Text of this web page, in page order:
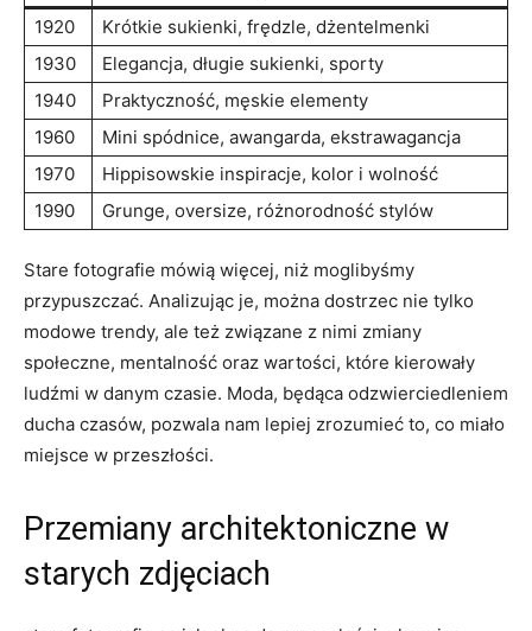
1920
Krótkie sukienki, frędzle, dżentelmenki
1930
Elegancja, długie sukienki, sporty
1940
Praktyczność, męskie elementy
1960
Mini spódnice, awangarda, ekstrawagancja
1970
Hippisowskie inspiracje, kolor i wolność
1990
Grunge, oversize, różnorodność stylów
Stare fotografie mówią więcej, niż moglibyśmy
przypuszczać. Analizując je, można⁤ dostrzec nie tylko
modowe trendy, ale też związane z nimi zmiany
społeczne, mentalność oraz wartości, które ⁤kierowały
ludźmi w danym czasie. Moda, będąca odzwierciedleniem
ducha czasów, pozwala nam lepiej zrozumieć to,‍ co miało‌
miejsce w przeszłości.
Przemiany architektoniczne w
starych zdjęciach